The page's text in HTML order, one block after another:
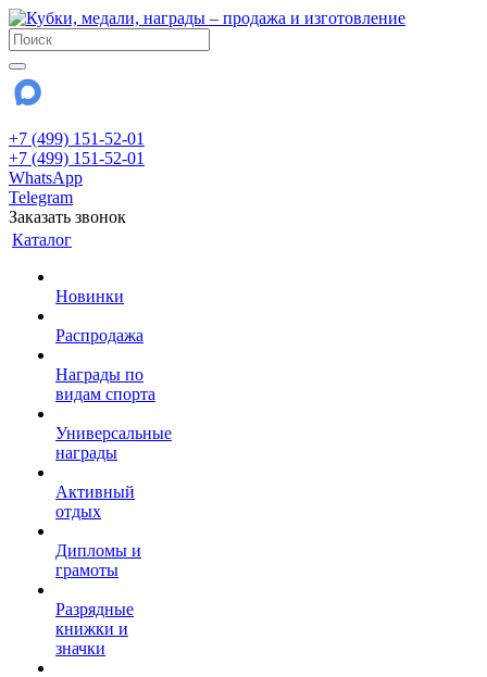
+7 (499) 151-52-01
+7 (499) 151-52-01
WhatsApp
Telegram
Заказать звонок
Каталог
Новинки
Распродажа
Награды по
видам спорта
Универсальные
награды
Активный
отдых
Дипломы и
грамоты
Разрядные
книжки и
значки